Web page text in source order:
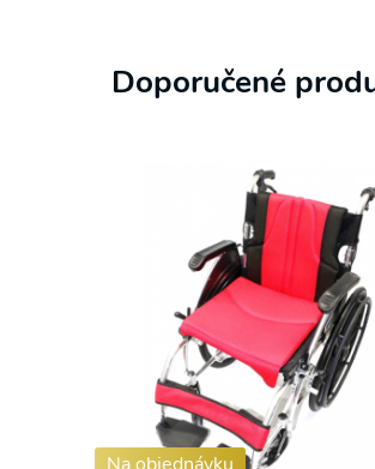
Doporučené
Přihlaste se k odběru novinek a
našich akčních nabídkách.